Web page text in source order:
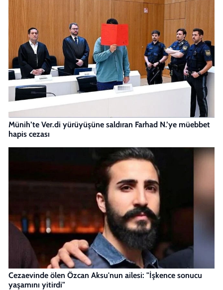
Münih’te Ver.di yürüyüşüne saldıran Farhad N.’ye müebbet
hapis cezası
Cezaevinde ölen Özcan Aksu'nun ailesi: "İşkence sonucu
yaşamını yitirdi"